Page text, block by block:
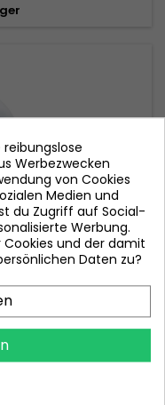
GEL 2.145 L
Werbezwecken
von Cookies
Medien und
du Zugriff auf Social-
Werbung.
und der damit
Daten zu?